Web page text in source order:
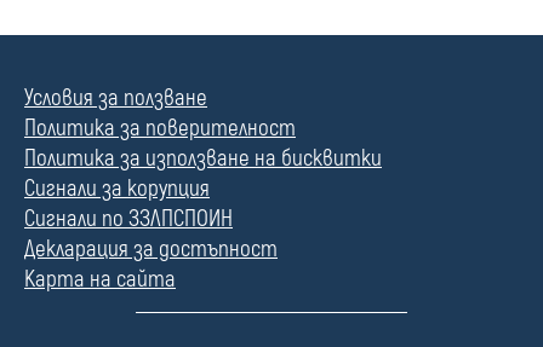
Условия за ползване
Политика за поверителност
Политика за използване на бисквитки
Сигнали за корупция
Сигнали по ЗЗЛПСПОИН
Декларация за достъпност
Карта на сайта